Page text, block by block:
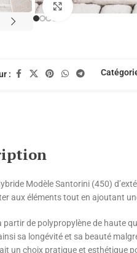
Agrandir
:
Modèle Santorini (450)
aux éléments tout en ajoutant
partir de polypropylène de haute
sa longévité et sa beauté
un choix pratique et esthétique